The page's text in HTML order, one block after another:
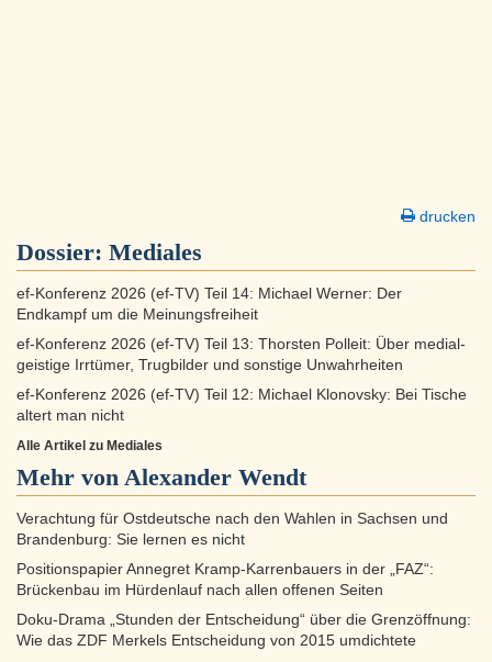
drucken
Dossier: Mediales
ef-Konferenz 2026 (ef-TV) Teil 14: Michael Werner: Der
Endkampf um die Meinungsfreiheit
ef-Konferenz 2026 (ef-TV) Teil 13: Thorsten Polleit: Über medial-
geistige Irrtümer, Trugbilder und sonstige Unwahrheiten
ef-Konferenz 2026 (ef-TV) Teil 12: Michael Klonovsky: Bei Tische
altert man nicht
Alle Artikel zu Mediales
Mehr von Alexander Wendt
Verachtung für Ostdeutsche nach den Wahlen in Sachsen und
Brandenburg: Sie lernen es nicht
Positionspapier Annegret Kramp-Karrenbauers in der „FAZ“:
Brückenbau im Hürdenlauf nach allen offenen Seiten
Doku-Drama „Stunden der Entscheidung“ über die Grenzöffnung:
Wie das ZDF Merkels Entscheidung von 2015 umdichtete